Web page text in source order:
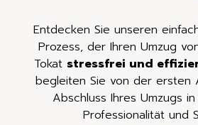
Entdecken Sie unseren
Prozess, der Ihren Umzug
Tokat stressfrei und
begleiten Sie von der ersten
Abschluss Ihres Umzugs
Professionalität und